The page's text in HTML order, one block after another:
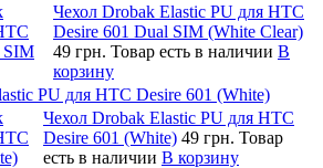
Чехол Drobak Elastic PU для HTC
Desire 601 Dual SIM (White Clear)
49 грн. Товар есть в наличии В
корзину
PU для HTC Desire 601 (White)
Чехол Drobak Elastic PU для HTC
Desire 601 (White) 49 грн. Товар
есть в наличии В корзину